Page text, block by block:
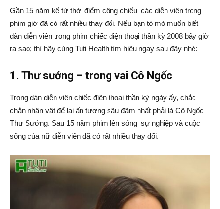
Gần 15 năm kể từ thời điểm công chiếu, các diễn viên trong
phim giờ đã có rất nhiều thay đổi. Nếu bạn tò mò muốn biết
dàn diễn viên trong phim chiếc điện thoại thần kỳ 2008 bây giờ
ra sao; thì hãy cùng Tuti Health tìm hiểu ngay sau đây nhé:
1. Thư sướng – trong vai Cô Ngốc
Trong dàn diễn viên chiếc điện thoại thần kỳ ngày ấy, chắc
chắn nhân vật để lại ấn tượng sâu đậm nhất phải là Cô Ngốc –
Thư Sướng. Sau 15 năm phim lên sóng, sự nghiệp và cuộc
sống của nữ diễn viên đã có rất nhiều thay đổi.